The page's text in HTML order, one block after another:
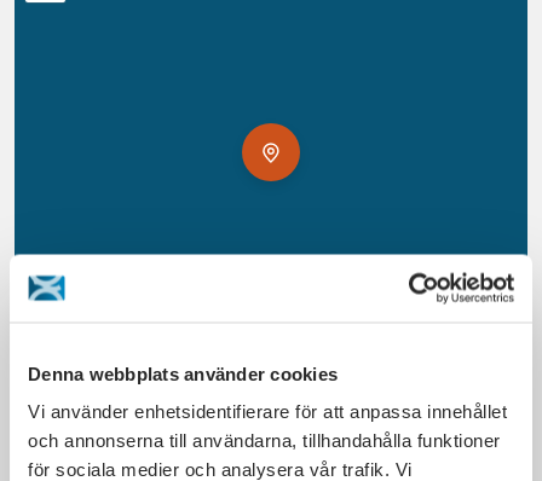
Denna webbplats använder cookies
Vi använder enhetsidentifierare för att anpassa innehållet
och annonserna till användarna, tillhandahålla funktioner
för sociala medier och analysera vår trafik. Vi
© MapTiler ©
Address
Torshamnsgatan 27 164 40 Kista